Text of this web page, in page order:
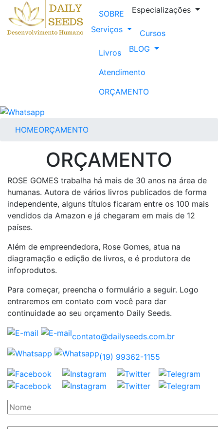
SOBRE
Especializações
Serviços
Cursos
Livros
BLOG
Atendimento
ORÇAMENTO
HOMEORÇAMENTO
ORÇAMENTO
ROSE GOMES trabalha há mais de 30 anos na área de
humanas. Autora de vários livros publicados de forma
independente, alguns títulos ficaram entre os 100 mais
vendidos da Amazon e já chegaram em mais de 12
países.
Além de empreendedora, Rose Gomes, atua na
diagramação e edição de livros, e é produtora de
infoprodutos.
Para começar, preencha o formulário a seguir. Logo
entraremos em contato com você para dar
continuidade ao seu orçamento Daily Seeds.
contato@dailyseeds.com.br
(19) 99362-1155